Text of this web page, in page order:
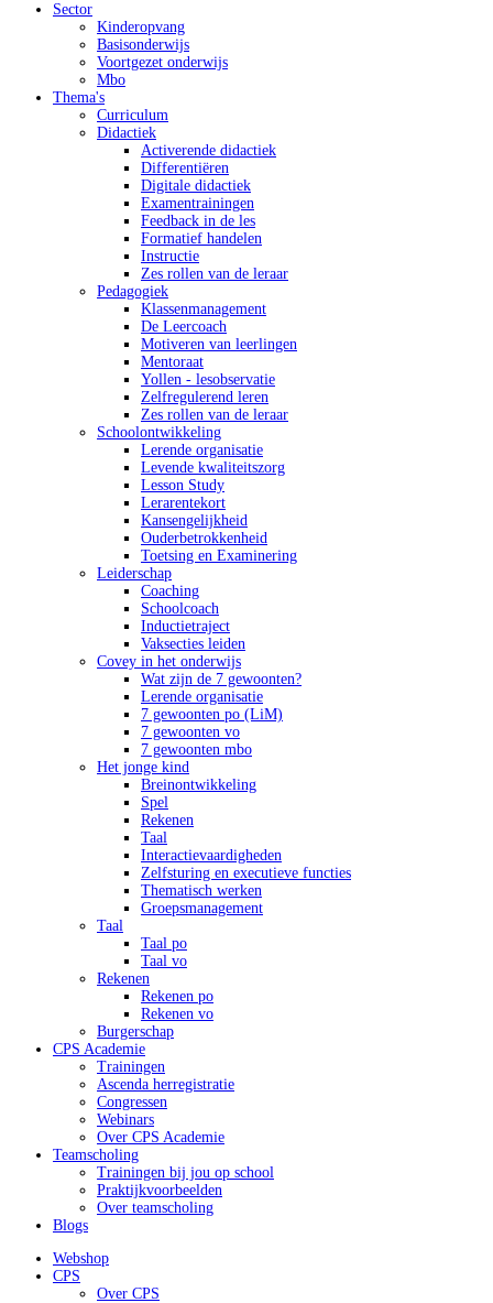
Sector
Kinderopvang
Basisonderwijs
Voortgezet onderwijs
Mbo
Thema's
Curriculum
Didactiek
Activerende didactiek
Differentiëren
Digitale didactiek
Examentrainingen
Feedback in de les
Formatief handelen
Instructie
Zes rollen van de leraar
Pedagogiek
Klassenmanagement
De Leercoach
Motiveren van leerlingen
Mentoraat
Yollen - lesobservatie
Zelfregulerend leren
Zes rollen van de leraar
Schoolontwikkeling
Lerende organisatie
Levende kwaliteitszorg
Lesson Study
Lerarentekort
Kansengelijkheid
Ouderbetrokkenheid
Toetsing en Examinering
Leiderschap
Coaching
Schoolcoach
Inductietraject
Vaksecties leiden
Covey in het onderwijs
Wat zijn de 7 gewoonten?
Lerende organisatie
7 gewoonten po (LiM)
7 gewoonten vo
7 gewoonten mbo
Het jonge kind
Breinontwikkeling
Spel
Rekenen
Taal
Interactievaardigheden
Zelfsturing en executieve functies
Thematisch werken
Groepsmanagement
Taal
Taal po
Taal vo
Rekenen
Rekenen po
Rekenen vo
Burgerschap
CPS Academie
Trainingen
Ascenda herregistratie
Congressen
Webinars
Over CPS Academie
Teamscholing
Trainingen bij jou op school
Praktijkvoorbeelden
Over teamscholing
Blogs
Webshop
CPS
Over CPS